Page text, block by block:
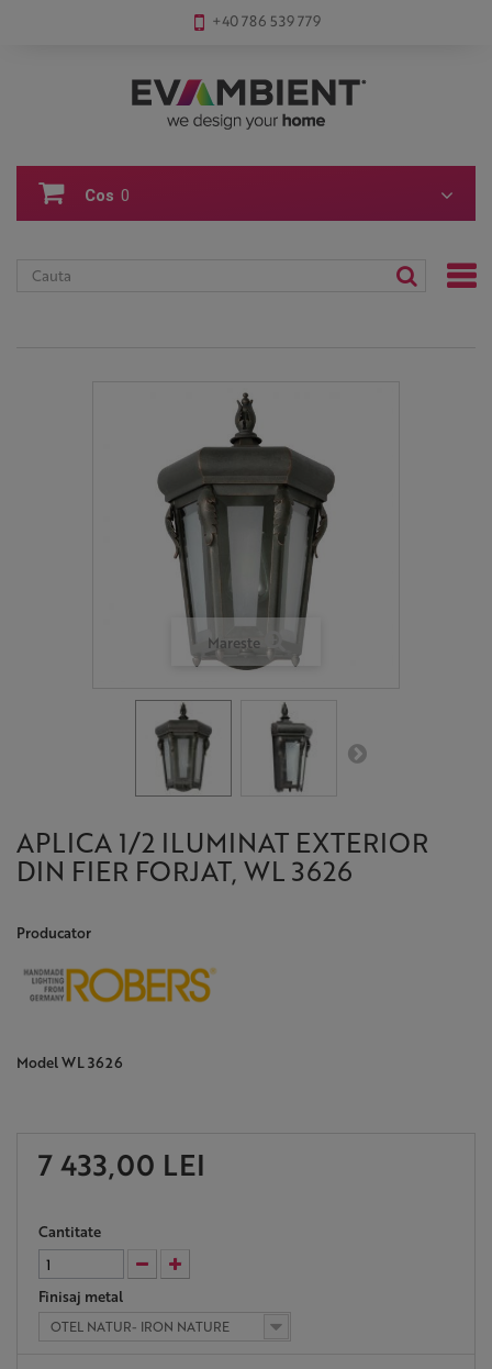
+40 786 539 779
Cos 0
Mareste
APLICA 1/2 ILUMINAT EXTERIOR
DIN FIER FORJAT, WL 3626
Producator
ModelWL 3626
7 433,00 LEI
Cantitate
Finisaj metal
OTEL NATUR- IRON NATURE